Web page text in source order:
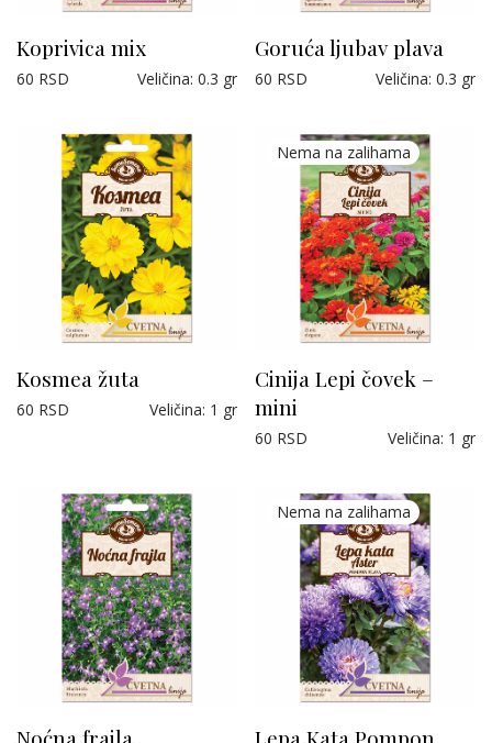
Koprivica mix
Veličina: 0.3 gr
60 RSD
Goruća ljubav plava
Veličina: 0.3 gr
60 RSD
Kosmea žuta
Veličina: 1 gr
60 RSD
Cinija Lepi čovek –
mini
Veličina: 1 gr
60 RSD
Noćna frajla
Lepa Kata Pompon